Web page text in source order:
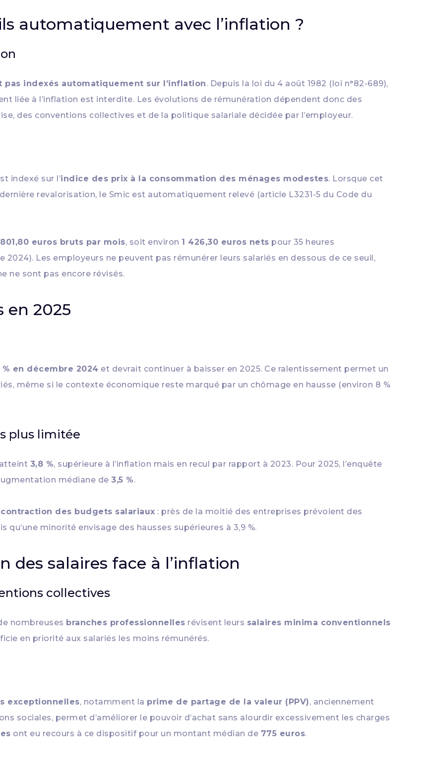
automatiquement avec l’inflation ?
pas indexés automatiquement sur l’inflation. Depuis la loi du 4 août 1982 (loi n°82-689),
liée à l’inflation est interdite. Les évolutions de rémunération dépendent donc des
des conventions collectives et de la politique salariale décidée par l’employeur.
indexé sur l’indice des prix à la consommation des ménages modestes. Lorsque cet
revalorisation, le Smic est automatiquement relevé (article L3231-5 du Code du
801,80 euros bruts par mois, soit environ 1 426,30 euros nets pour 35 heures
Les employeurs ne peuvent pas rémunérer leurs salariés en dessous de ce seuil,
ne sont pas encore révisés.
en 2025
% en décembre 2024 et devrait continuer à baisser en 2025. Ce ralentissement permet un
même si le contexte économique reste marqué par un chômage en hausse (environ 8 %
plus limitée
3,8 %, supérieure à l’inflation mais en recul par rapport à 2023. Pour 2025, l’enquête
médiane de3,5 %.
contraction des budgets salariaux : près de la moitié des entreprises prévoient des
minorité envisage des hausses supérieures à 3,9 %.
des salaires face à l’inflation
collectives
nombreuses branches professionnelles révisent leurs salaires minima conventionnels
en priorité aux salariés les moins rémunérés.
exceptionnelles, notamment la prime de partage de la valeur (PPV), anciennement
sociales, permet d’améliorer le pouvoir d’achat sans alourdir excessivement les charges
ont eu recours à ce dispositif pour un montant médian de 775 euros.